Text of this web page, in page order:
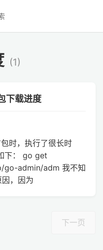
(1)
下载进度
时，执行了很长时
下： go get
go-admin/adm 我不知
，因为
下一页